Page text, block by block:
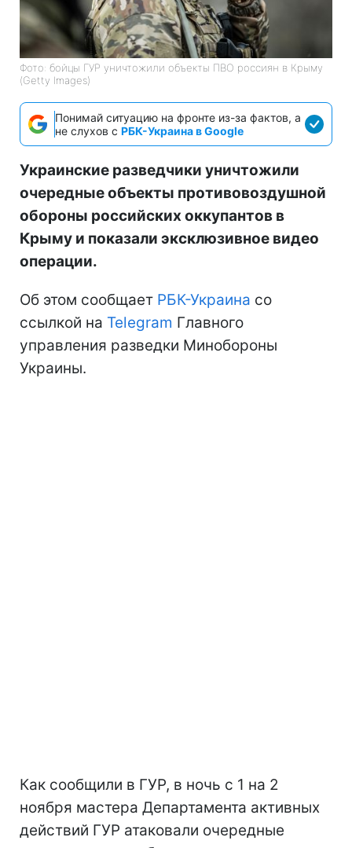
Фото: бойцы ГУР уничтожили объекты ПВО россиян в Крыму
(Getty Images)
Понимай ситуацию на фронте из-за фактов, а
не слухов с РБК-Украина в Google
Украинские разведчики уничтожили
очередные объекты противовоздушной
обороны российских оккупантов в
Крыму и показали эксклюзивное видео
операции.
Об этом сообщает РБК-Украина со
ссылкой на Telegram Главного
управления разведки Минобороны
Украины.
Как сообщили в ГУР, в ночь с 1 на 2
ноября мастера Департамента активных
действий ГУР атаковали очередные